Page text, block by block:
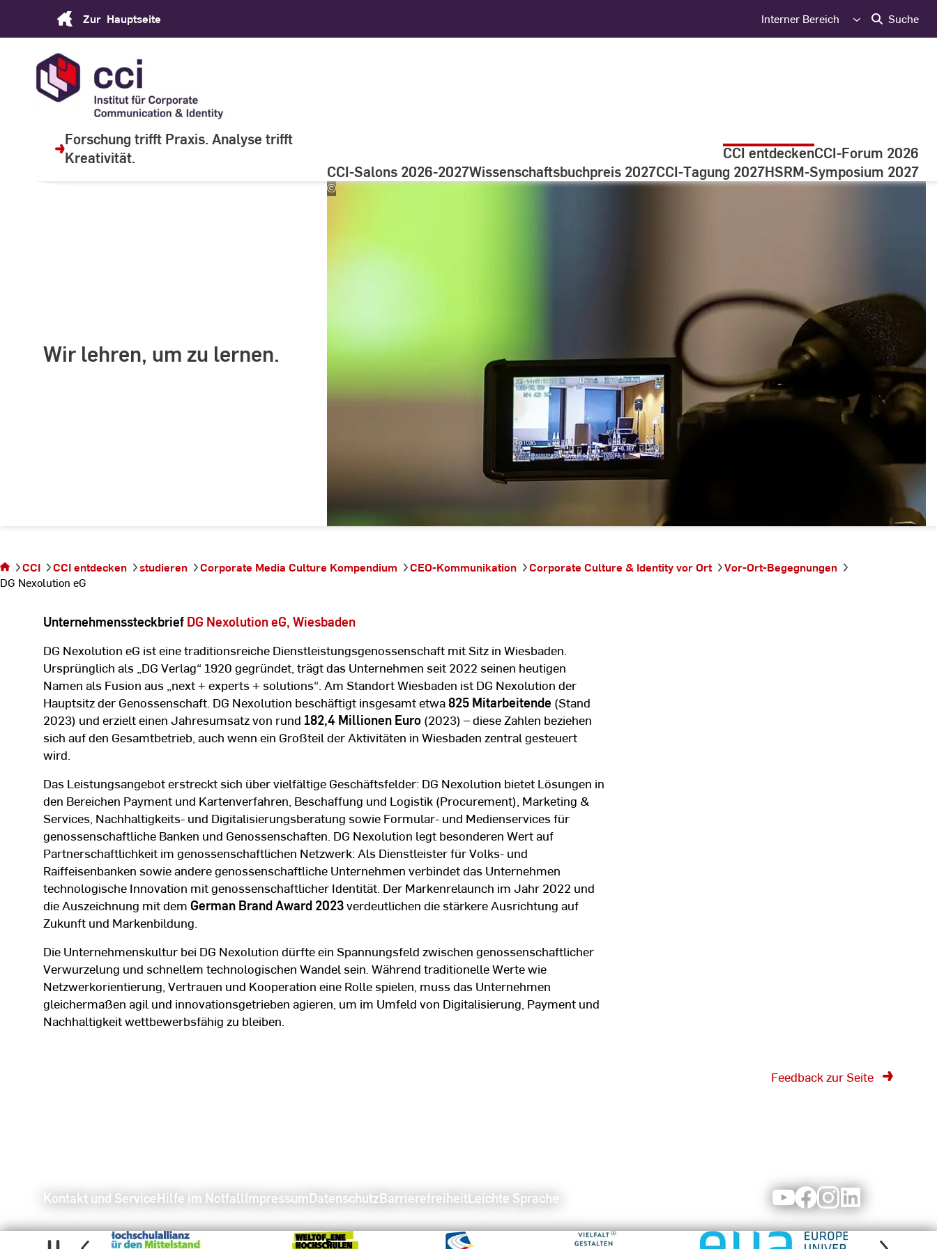
Zur Hauptseite Interner Bereich Suche
Forschung trifft Praxis. Analyse trifft
Kreativität.
CCI entdeckenCCI-Forum 2026
CCI-Salons 2026-2027Wissenschaftsbuchpreis 2027CCI-Tagung 2027HSRM-Symposium 2027
©
CCI
Wir lehren, um zu lernen.
sich auf
der Seite
DG
CCI CCI entdecken studieren Corporate Media Culture Kompendium CEO-Kommunikation Corporate Culture & Identity vor Ort
Vor-Ort-Begegnungen
DG Nexolution eG
Unternehmenssteckbrief DG Nexolution eG, Wiesbaden
DG Nexolution eG ist eine traditionsreiche Dienstleistungsgenossenschaft mit Sitz in Wiesbaden.
Ursprünglich als „DG Verlag“ 1920 gegründet, trägt das Unternehmen seit 2022 seinen heutigen
Namen als Fusion aus „next + experts + solutions“. Am Standort Wiesbaden ist DG Nexolution der
Hauptsitz der Genossenschaft. DG Nexolution beschäftigt insgesamt etwa825 Mitarbeitende (Stand
2023) und erzielt einen Jahresumsatz von rund 182,4 Millionen Euro (2023) – diese Zahlen beziehen
sich auf den Gesamtbetrieb, auch wenn ein Großteil der Aktivitäten in Wiesbaden zentral gesteuert
wird.
Das Leistungsangebot erstreckt sich über vielfältige Geschäftsfelder: DG Nexolution bietet Lösungen in
den Bereichen Payment und Kartenverfahren, Beschaffung und Logistik (Procurement), Marketing &
Services, Nachhaltigkeits- und Digitalisierungsberatung sowie Formular- und Medienservices für
genossenschaftliche Banken und Genossenschaften. DG Nexolution legt besonderen Wert auf
Partnerschaftlichkeit im genossenschaftlichen Netzwerk: Als Dienstleister für Volks- und
Raiffeisenbanken sowie andere genossenschaftliche Unternehmen verbindet das Unternehmen
technologische Innovation mit genossenschaftlicher Identität. Der Markenrelaunch im Jahr 2022 und
die Auszeichnung mit dem German Brand Award 2023verdeutlichen die stärkere Ausrichtung auf
Zukunft und Markenbildung.
Die Unternehmenskultur bei DG Nexolution dürfte ein Spannungsfeld zwischen genossenschaftlicher
Verwurzelung und schnellem technologischen Wandel sein. Während traditionelle Werte wie
Netzwerkorientierung, Vertrauen und Kooperation eine Rolle spielen, muss das Unternehmen
gleichermaßen agil und innovationsgetrieben agieren, um im Umfeld von Digitalisierung, Payment und
Nachhaltigkeit wettbewerbsfähig zu bleiben.
Feedback zur Seite
Kontakt und ServiceHilfe im NotfallImpressumDatenschutzBarrierefreiheitLeichte Sprache YoutubeFacebookInstagram